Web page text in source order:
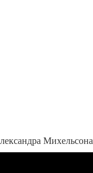
Михельсона